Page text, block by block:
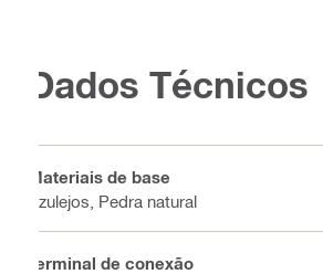
Dados Técnicos
Materiais de base
Azulejos, Pedra natural
Terminal de conexão